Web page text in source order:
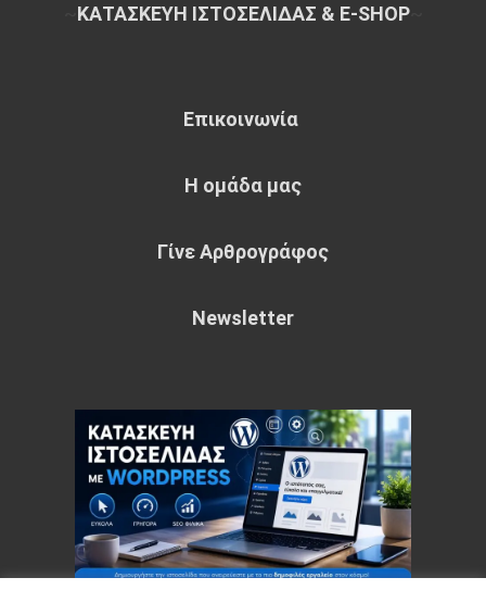
ΚΑΤΑΣΚΕΥΗ ΙΣΤΟΣΕΛΙΔΑΣ & E-SHOP~
Επικοινωνία
Η ομάδα μας
Γίνε Αρθρογράφος
Newsletter